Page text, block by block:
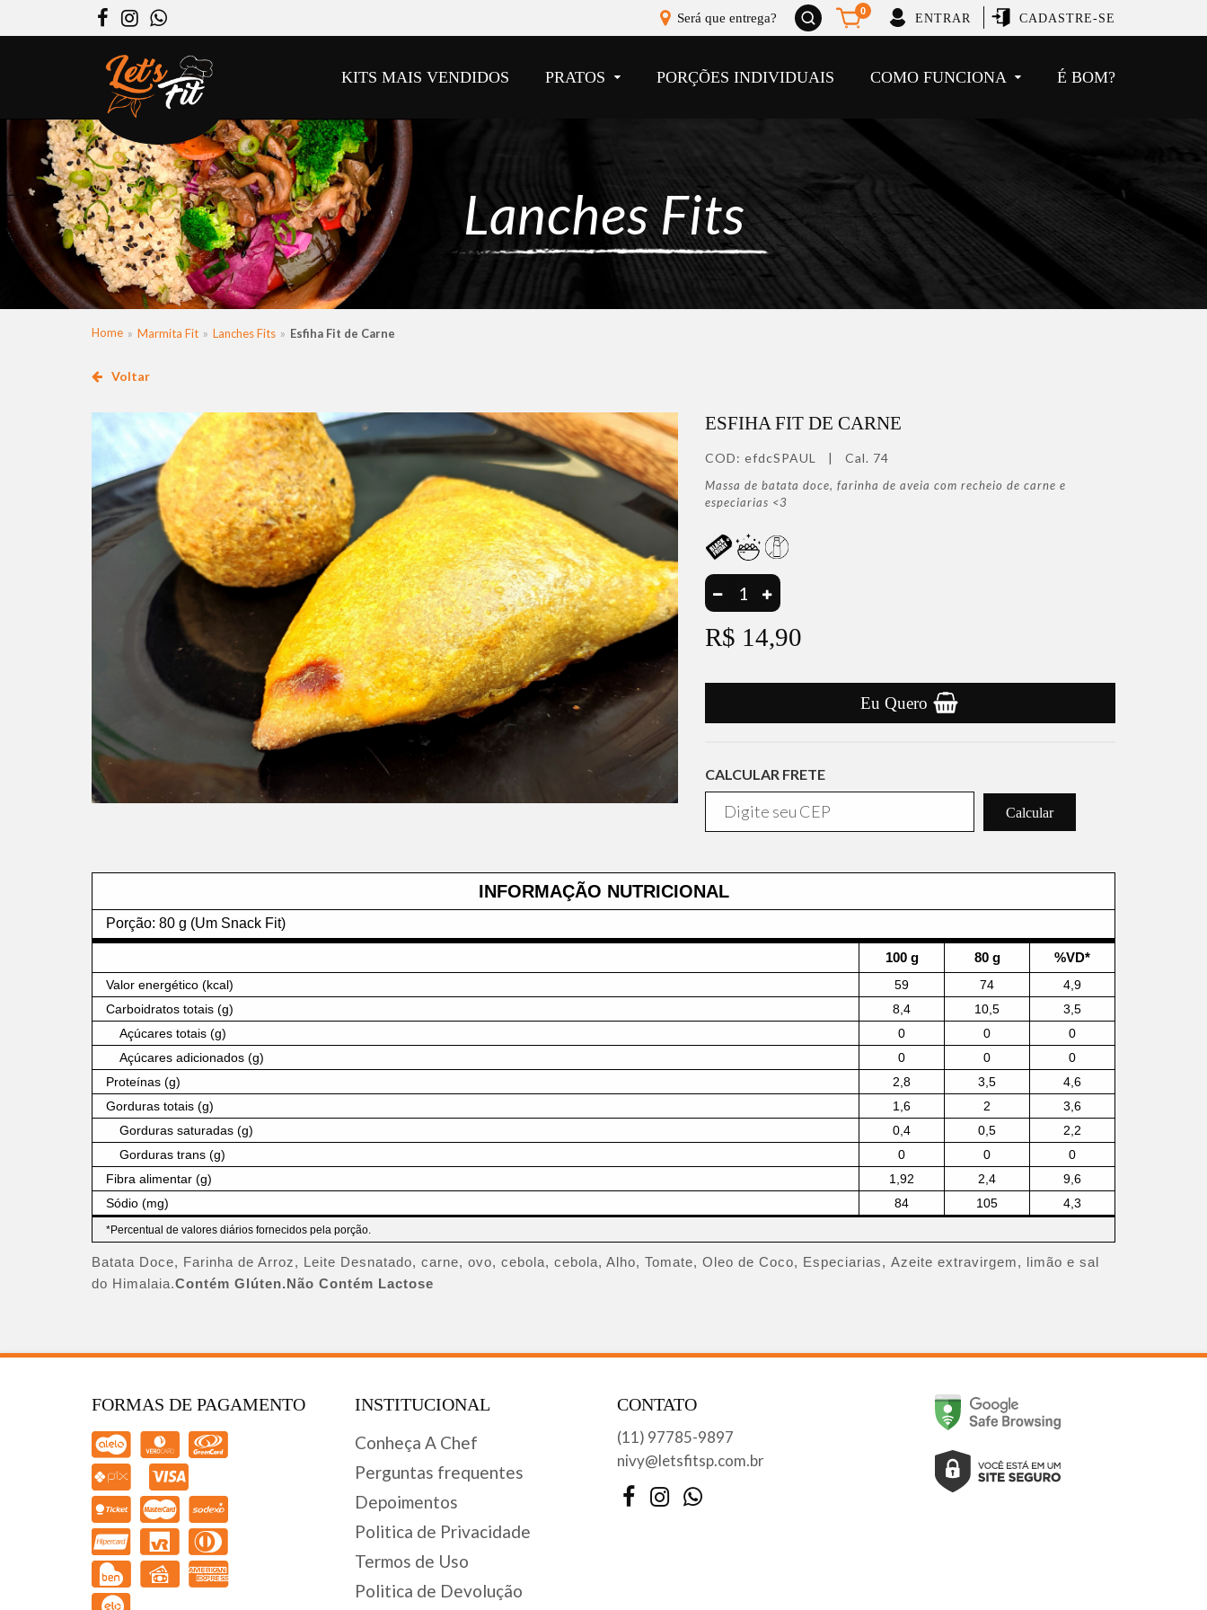
FacebookInstagramWhatsApp Será que entrega?
Abrir
busca
0
ENTRAR CADASTRE-SE
KITS MAIS VENDIDOS PRATOS PORÇÕES INDIVIDUAIS COMO FUNCIONA É BOM?
Lanches Fits
Home Marmita Fit Lanches Fits Esfiha Fit de Carne
Voltar
ESFIHA FIT DE CARNE
COD: efdcSPAUL | Cal. 74
Massa de batata doce, farinha de aveia com recheio de carne e
especiarias <3
R$ 14,90
Eu Quero
CALCULAR FRETE
Calcular
INFORMAÇÃO NUTRICIONAL
Porção: 80 g (Um Snack Fit)
100 g 80 g %VD*
Valor energético (kcal) 59 74
4,9
Carboidratos totais (g)
8,4 10,5
3,5
Açúcares totais (g)
0 0
0
Açúcares adicionados (g)
0 0
0
Proteínas (g)
2,8 3,5
4,6
Gorduras totais (g)
1,6 2
3,6
Gorduras saturadas (g)
0,4 0,5
2,2
Gorduras trans (g)
0 0
0
Fibra alimentar (g)
1,92 2,4
9,6
Sódio (mg)
84 105 4,3
*Percentual de valores diários fornecidos pela porção.
Batata Doce, Farinha de Arroz, Leite Desnatado, carne, ovo, cebola, cebola, Alho, Tomate, Oleo de Coco, Especiarias, Azeite extravirgem, limão e sal
do Himalaia.Contém Glúten.Não Contém Lactose
FORMAS DE PAGAMENTO INSTITUCIONAL
Conheça A Chef
Perguntas frequentes
Depoimentos
Politica de Privacidade
Termos de Uso
Politica de Devolução
CONTATO
(11) 97785-9897
nivy@letsfitsp.com.br
FacebookInstagramWhatsApp